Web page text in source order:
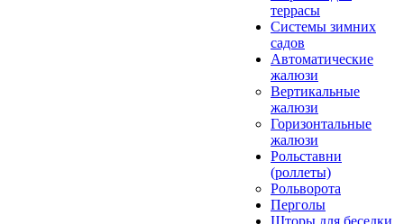
террасы
Системы зимних
садов
Автоматические
жалюзи
Вертикальные
жалюзи
Горизонтальные
жалюзи
Рольставни
(роллеты)
Рольворота
Перголы
Шторы для беседки